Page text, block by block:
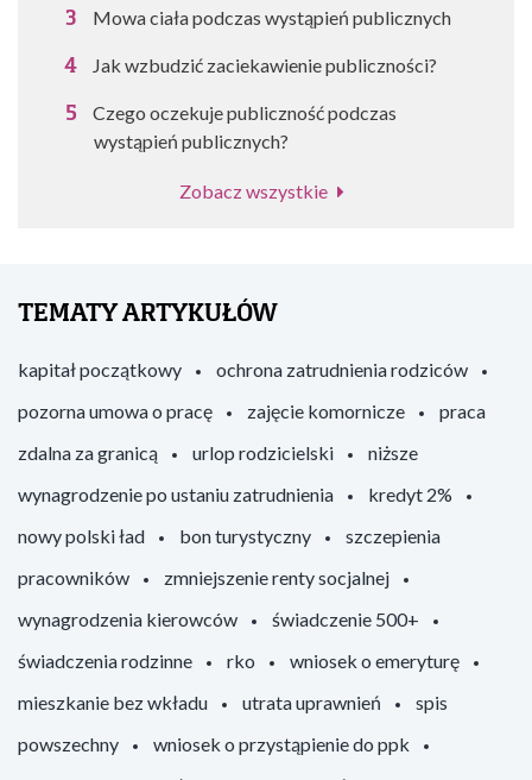
Mowa ciała podczas wystąpień publicznych
Jak wzbudzić zaciekawienie publiczności?
Czego oczekuje publiczność podczas
wystąpień publicznych?
Zobacz wszystkie
TEMATY ARTYKUŁÓW
kapitał początkowy
ochrona zatrudnienia rodziców
pozorna umowa o pracę
zajęcie komornicze
praca
zdalna za granicą
urlop rodzicielski
niższe
wynagrodzenie po ustaniu zatrudnienia
kredyt 2%
nowy polski ład
bon turystyczny
szczepienia
pracowników
zmniejszenie renty socjalnej
wynagrodzenia kierowców
świadczenie 500+
świadczenia rodzinne
rko
wniosek o emeryturę
mieszkanie bez wkładu
utrata uprawnień
spis
powszechny
wniosek o przystąpienie do ppk